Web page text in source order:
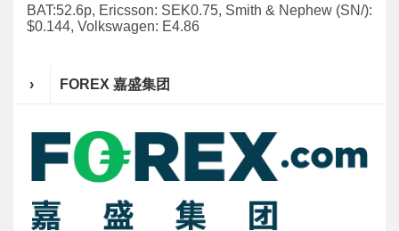
BAT:52.6p, Ericsson: SEK0.75, Smith & Nephew (SN/):
$0.144, Volkswagen: E4.86
› FOREX 嘉盛集团